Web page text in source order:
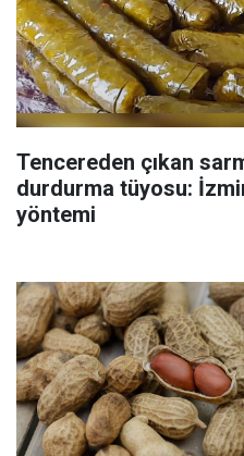
Tencereden çıkan
durdurma tüyosu:
yöntemi